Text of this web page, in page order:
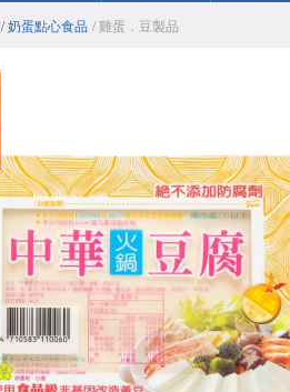
/ 奶蛋點心食品 / 雞蛋．豆製品